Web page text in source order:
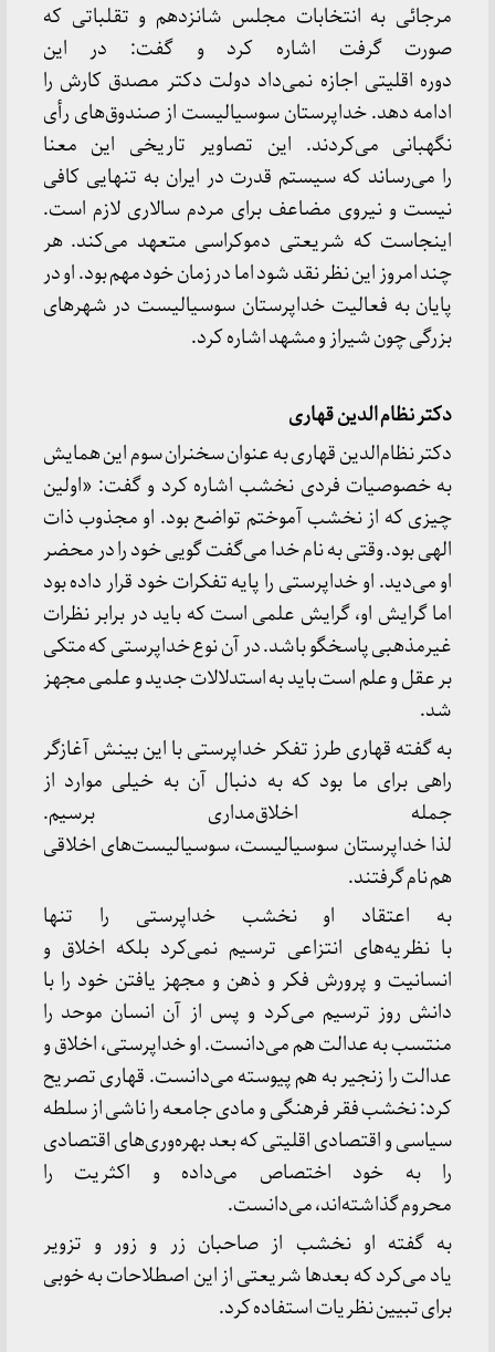
مرجائی به انتخابات مجلس شانزدهم و تقلباتی که
صورت گرفت اشاره کرد و گفت: در این
دوره اقلیتی اجازه نمی‌داد دولت دکتر مصدق کارش را
ادامه دهد. خداپرستان سوسیالیست از صندوق‌های رأی
نگهبانی می‌کردند. این تصاویر تاریخی این معنا
را می‌رساند که سیستم قدرت در ایران به تنهایی کافی
نیست و نیروی مضاعف برای مردم سالاری لازم است.
اینجاست که شریعتی دموکراسی متعهد می‌کند. هر
چند امروز این نظر نقد شود اما در زمان خود مهم بود. او در
پایان به فعالیت خداپرستان سوسیالیست در شهرهای
بزرگی چون شیراز و مشهد اشاره کرد.
دکتر نظام الدین قهاری
دکتر نظام‌الدین قهاری به عنوان سخنران سوم این همایش
به خصوصیات فردی نخشب اشاره کرد و گفت: «اولین
چیزی که از نخشب آموختم تواضع بود. او مجذوب ذات
الهی بود. وقتی به نام خدا می‌گفت گویی خود را در محضر
او می‌دید. او خداپرستی را پایه تفکرات خود قرار داده بود
اما گرایش او، گرایش علمی است که باید در برابر نظرات
غیرمذهبی پاسخگو باشد. در آن نوع خداپرستی که متکی
بر عقل و علم است باید به استدلالات جدید و علمی مجهز
شد.
به گفته قهاری طرز تفکر خداپرستی با این بینش آغازگر
راهی برای ما بود که به دنبال آن به خیلی موارد از
جمله اخلاق‌مداری برسیم.
لذا خداپرستان سوسیالیست، سوسیالیست‌های اخلاقی
هم نام گرفتند.
به اعتقاد او نخشب خداپرستی را تنها
با نظریه‌های انتزاعی ترسیم نمی‌کرد بلکه اخلاق و
انسانیت و پرورش فکر و ذهن و مجهز یافتن خود را با
دانش روز ترسیم می‌کرد و پس از آن انسان موحد را
منتسب به عدالت هم می‌دانست. او خداپرستی، اخلاق و
عدالت را زنجیر به هم پیوسته می‌دانست. قهاری تصریح
کرد: نخشب فقر فرهنگی و مادی جامعه را ناشی از سلطه
سیاسی و اقتصادی اقلیتی که بعد بهره‌وری‌های اقتصادی
را به خود اختصاص می‌داده و اکثریت را
محروم گذاشته‌اند، می‌دانست.
به گفته او نخشب از صاحبان زر و زور و تزویر
یاد می‌کرد که بعدها شریعتی از این اصطلاحات به خوبی
برای تبیین نظریات استفاده کرد.